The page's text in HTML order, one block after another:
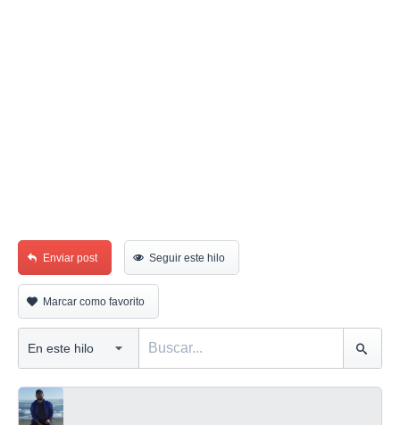
Enviar post Seguir este hilo
Marcar como favorito